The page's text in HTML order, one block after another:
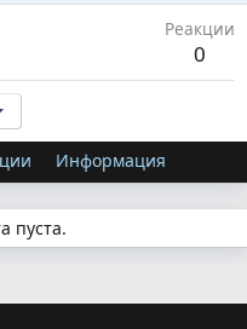
Реакции
0
Информация
пуста.